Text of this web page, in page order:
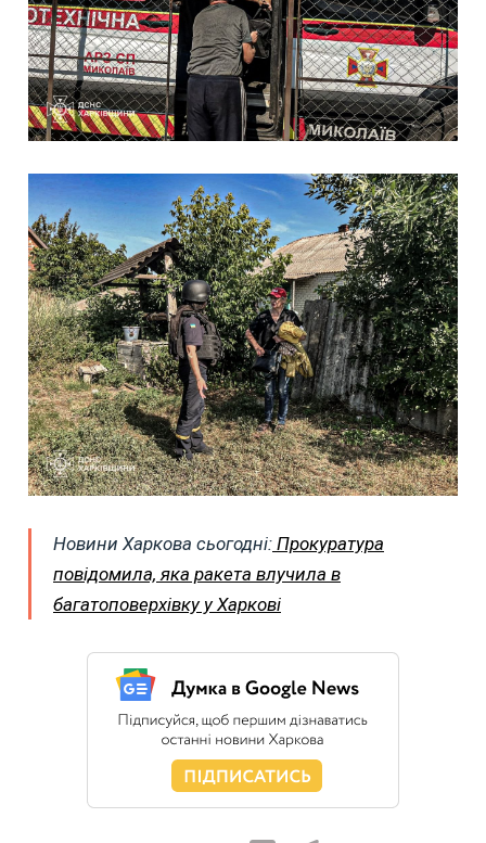
Новини Харкова сьогодні: Прокуратура
повідомила, яка ракета влучила в
багатоповерхівку у Харкові